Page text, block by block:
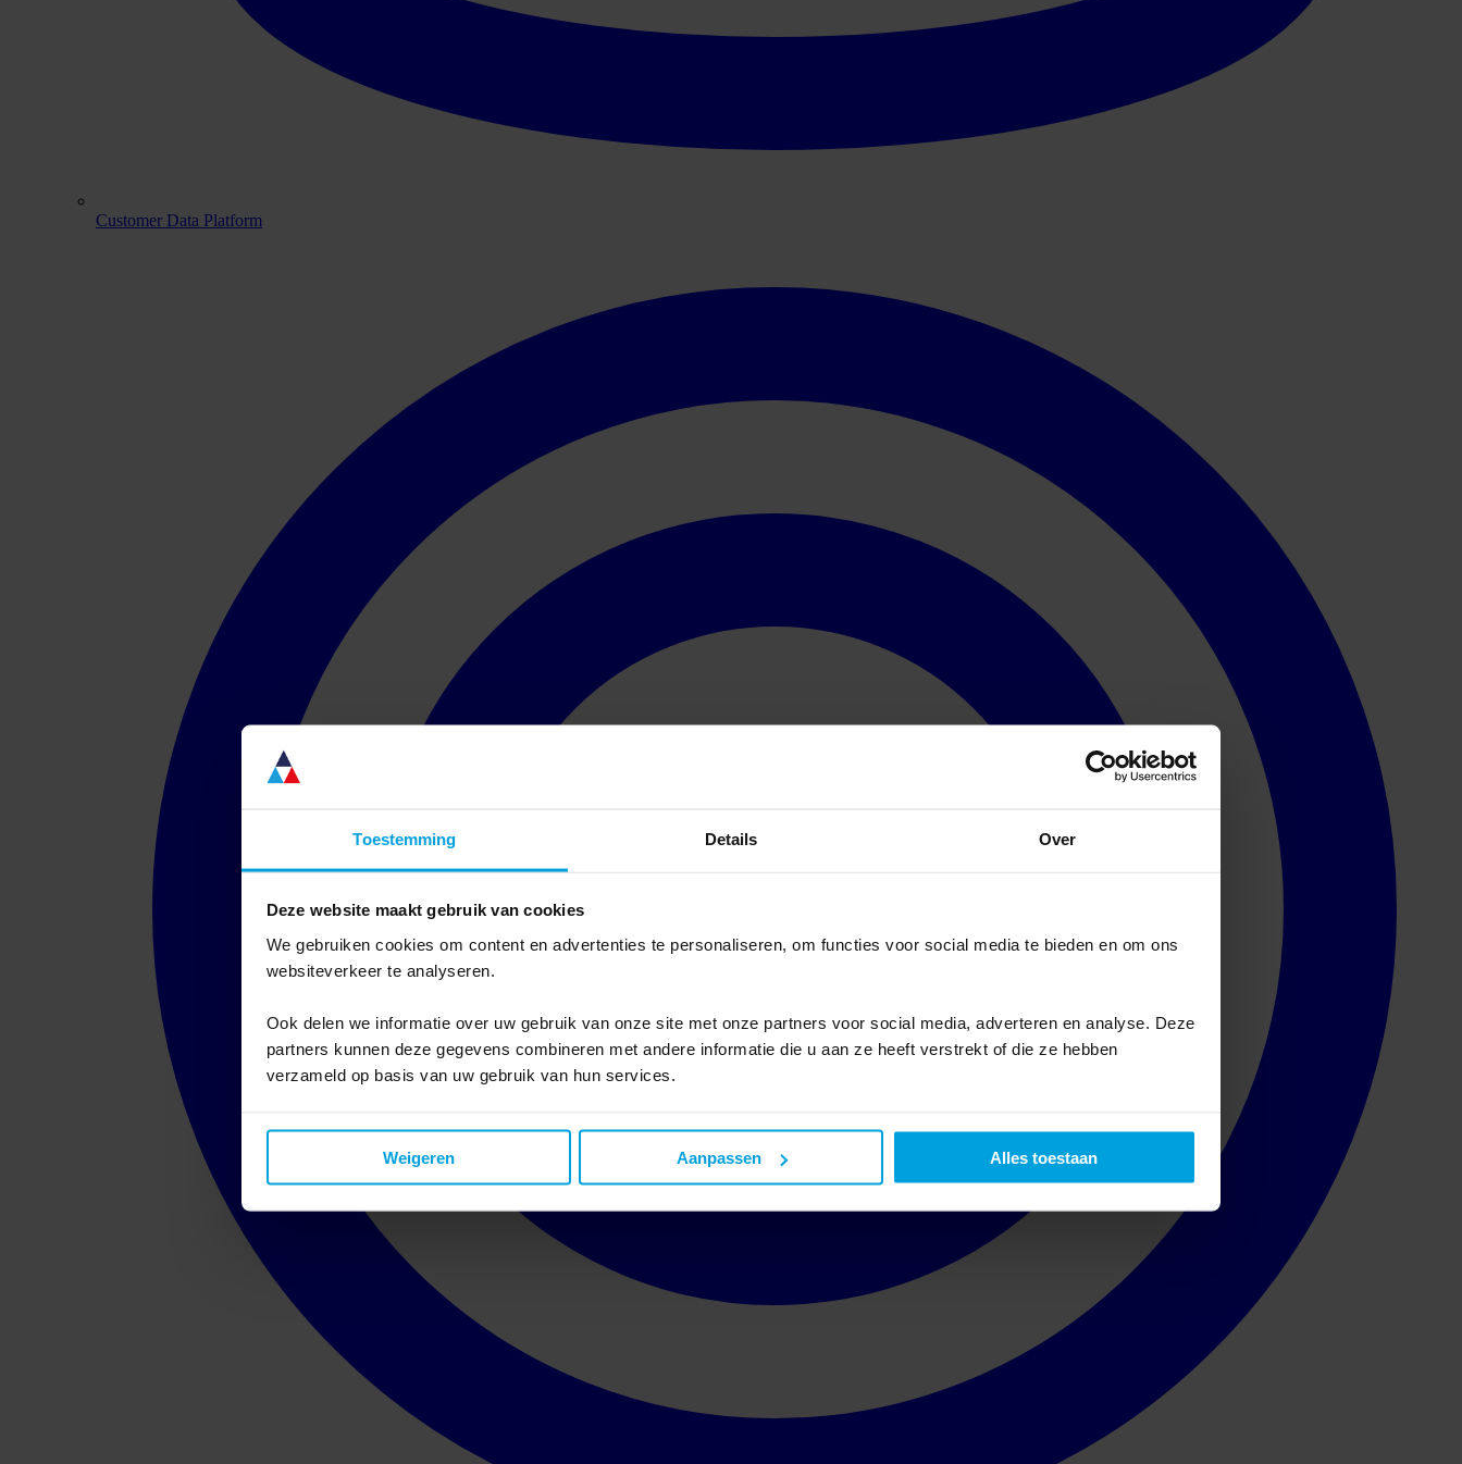
Toestemming Details Over
Deze website maakt gebruik van cookies
We gebruiken cookies om content en advertenties te personaliseren, om functies voor social media te bieden en om ons
websiteverkeer te analyseren.
Ook delen we informatie over uw gebruik van onze site met onze partners voor social media, adverteren en analyse. Deze
partners kunnen deze gegevens combineren met andere informatie die u aan ze heeft verstrekt of die ze hebben
verzameld op basis van uw gebruik van hun services.
Weigeren Aanpassen Alles toestaan
Customer Data Platform